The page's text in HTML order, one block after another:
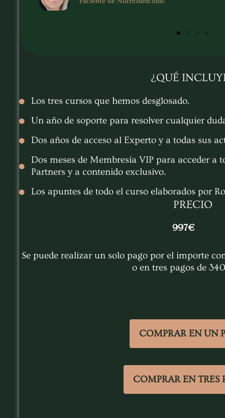
¿QUÉ
Los tres cursos que hemos desglosado.
Un año de soporte para resolver cualquier
Dos años de acceso al Experto y a todas sus
Dos meses de Membresía VIP para acceder a
Partners y a contenido exclusivo.
Los apuntes de todo el curso elaborados por
PRECIO
997€
Se puede realizar un solo pago por el importe
o en tres pagos de
COMPRAR EN UN
COMPRAR EN TRES